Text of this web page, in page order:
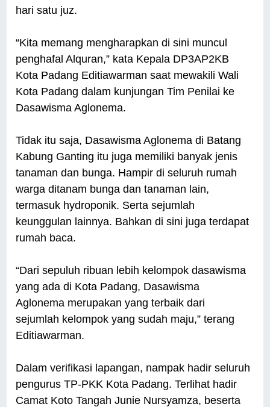
hari satu juz.
“Kita memang mengharapkan di sini muncul
penghafal Alquran,” kata Kepala DP3AP2KB
Kota Padang Editiawarman saat mewakili Wali
Kota Padang dalam kunjungan Tim Penilai ke
Dasawisma Aglonema.
Tidak itu saja, Dasawisma Aglonema di Batang
Kabung Ganting itu juga memiliki banyak jenis
tanaman dan bunga. Hampir di seluruh rumah
warga ditanam bunga dan tanaman lain,
termasuk hydroponik. Serta sejumlah
keunggulan lainnya. Bahkan di sini juga terdapat
rumah baca.
“Dari sepuluh ribuan lebih kelompok dasawisma
yang ada di Kota Padang, Dasawisma
Aglonema merupakan yang terbaik dari
sejumlah kelompok yang sudah maju,” terang
Editiawarman.
Dalam verifikasi lapangan, nampak hadir seluruh
pengurus TP-PKK Kota Padang. Terlihat hadir
Camat Koto Tangah Junie Nursyamza, beserta